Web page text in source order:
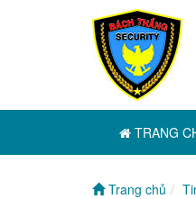
TRANG
Trang chủ